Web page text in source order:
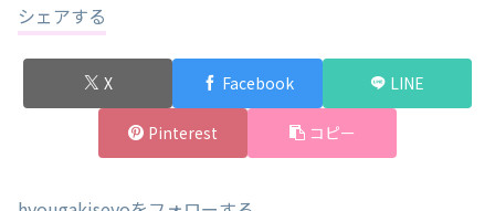
シェアする
X Facebook LINE
Pinterest コピー